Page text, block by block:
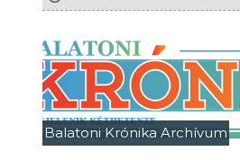
Balatoni Krónika Archívum